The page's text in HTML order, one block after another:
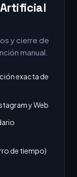
y cierre de
manual.
exacta de
y Web
de tiempo)